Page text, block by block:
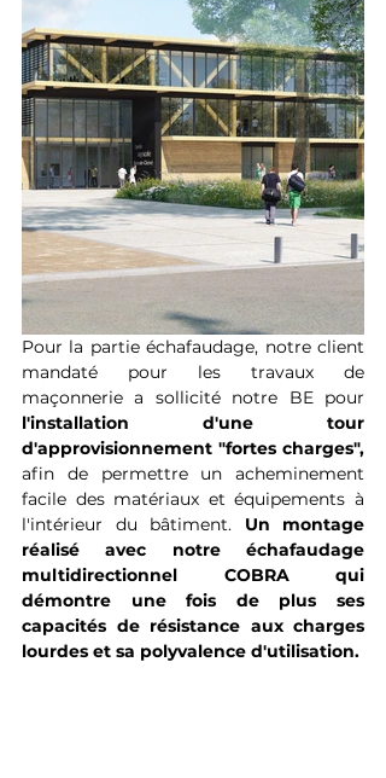
Pour la partie échafaudage, notre client
mandaté pour les travaux de
l'installation d'une tour
d'approvisionnement "fortes charges",
afin de permettre un acheminement
facile des matériaux et équipements à
l'intérieur du bâtiment. Un montage
réalisé avec notre échafaudage
multidirectionnel COBRA qui
démontre une fois de plus ses
capacités de résistance aux charges
lourdes et sa polyvalence d'utilisation.